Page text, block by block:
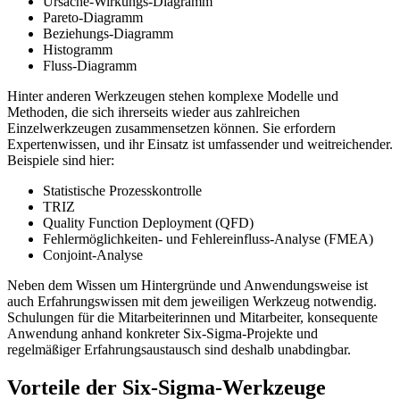
Pareto-Diagramm
Beziehungs-Diagramm
Histogramm
Fluss-Diagramm
Hinter anderen Werkzeugen stehen komplexe Modelle und
Methoden, die sich ihrerseits wieder aus zahlreichen
Einzelwerkzeugen zusammensetzen können. Sie erfordern
Expertenwissen, und ihr Einsatz ist umfassender und weitreichender.
Beispiele sind hier:
Statistische Prozesskontrolle
TRIZ
Quality Function Deployment (QFD)
Fehlermöglichkeiten- und Fehlereinfluss-Analyse (FMEA)
Conjoint-Analyse
Neben dem Wissen um Hintergründe und Anwendungsweise ist
auch Erfahrungswissen mit dem jeweiligen Werkzeug notwendig.
Schulungen für die Mitarbeiterinnen und Mitarbeiter, konsequente
Anwendung anhand konkreter Six-Sigma-Projekte und
regelmäßiger Erfahrungsaustausch sind deshalb unabdingbar.
Vorteile der Six-Sigma-Werkzeuge